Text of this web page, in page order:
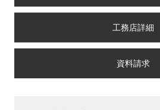
工務店詳細